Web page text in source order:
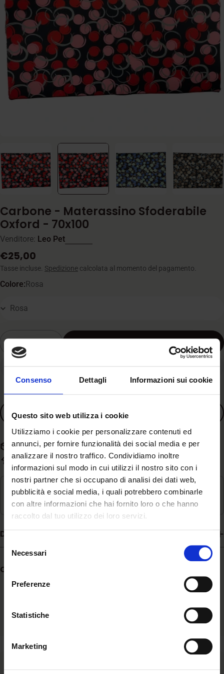
Consenso Dettagli Informazioni sui cookie
Questo sito web utilizza i cookie
Utilizziamo i cookie per personalizzare contenuti ed
annunci, per fornire funzionalità dei social media e per
analizzare il nostro traffico. Condividiamo inoltre
informazioni sul modo in cui utilizzi il nostro sito con i
nostri partner che si occupano di analisi dei dati web,
pubblicità e social media, i quali potrebbero combinarle
con altre informazioni che hai fornito loro o che hanno
raccolto dal tuo utilizzo dei loro servizi.
del
consenso
Necessari
Preferenze
Statistiche
Marketing
supporto 1 in modalità modale
Carbone - Materassino Sfoderabile
Oxford - 70x100
Venditore: Leo Pet
Prezzo
normale
€25,00
Tasse incluse. Spedizione calcolata al momento del pagamento.
Colore:Rosa
Diminuisci la quantità per Carbone -
Aumenta la quantità per Carbone -
Aggiungi al carrello
Aggiungi ai preferiti
Spedizione gratuita con spesa superiore a 59€
Evasione rapida in 3-5 giorni lavorativi
Ritiro disponibile inMagazzino
Di solito pronto in 24 ore
Descrizione
Condividere:
Ascolto